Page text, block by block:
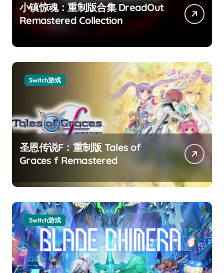
小镇惊魂：重制版合集 DreadOut
Remastered Collection
Switch游戏
圣恩传说F：重制版 Tales of
Graces f Remastered
Switch游戏